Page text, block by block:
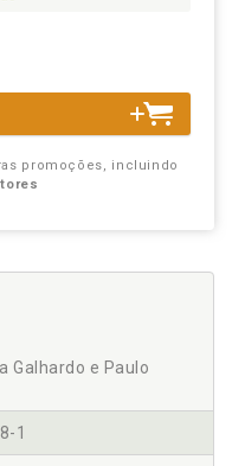
promoções, incluindo
Galhardo e Paulo
1